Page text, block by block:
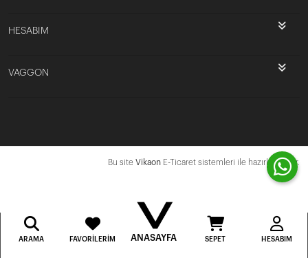
HESABIM
VAGGON
Bu site Vikaon E-Ticaret sistemleri ile hazırlanmıştır.
ARAMA FAVORILERIM ANASAYFA SEPET HESABIM